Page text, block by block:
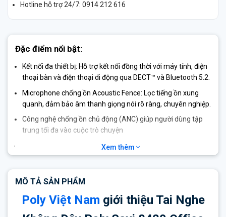
Hotline hỗ trợ 24/7: 0914 212 616
Đặc điểm nổi bật:
Kết nối đa thiết bị: Hỗ trợ kết nối đồng thời với máy tính, điện
thoại bàn và điện thoại di động qua DECT™ và Bluetooth 5.2.
Microphone chống ồn Acoustic Fence: Lọc tiếng ồn xung
quanh, đảm bảo âm thanh giọng nói rõ ràng, chuyên nghiệp.
Công nghệ chống ồn chủ động (ANC) giúp người dùng tập
trung tối đa vào cuộc trò chuyện
Thời lượng pin ấn tượng: Đàm thoại lên đến 13 giờ, chờ đến
50 giờ; sạc đầy chỉ trong khoảng 3 giờ.
lên đến 180 mét (không vật cản).
Chế độ hội nghị nhóm: Kết nối tối đa 4 tai nghe vào cùng
một đế để đào tạo hoặc họp nhóm.
Xem thêm
MÔ TẢ SẢN PHẨM
Poly Việt Nam giới thiệu Tai Nghe